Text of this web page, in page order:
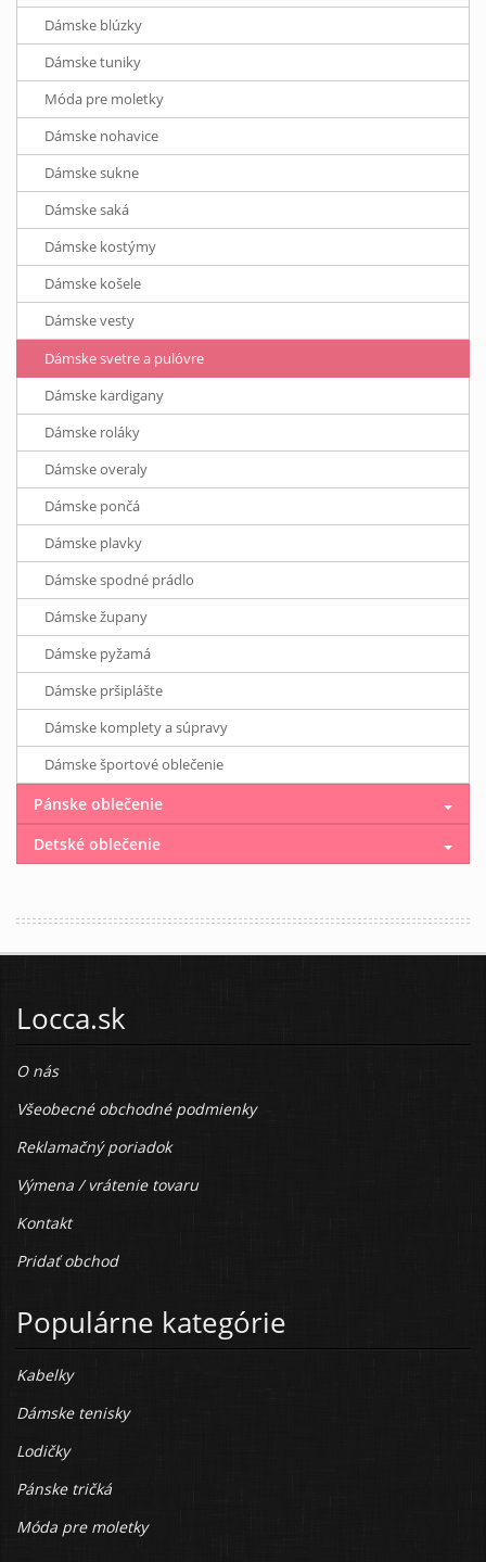
Dámske blúzky
Dámske tuniky
Móda pre moletky
Dámske nohavice
Dámske sukne
Dámske saká
Dámske kostýmy
Dámske košele
Dámske vesty
Dámske svetre a pulóvre
Dámske kardigany
Dámske roláky
Dámske overaly
Dámske pončá
Dámske plavky
Dámske spodné prádlo
Dámske župany
Dámske pyžamá
Dámske pršiplášte
Dámske komplety a súpravy
Dámske športové oblečenie
Pánske oblečenie
Detské oblečenie
Locca.sk
O nás
Všeobecné obchodné podmienky
Reklamačný poriadok
Výmena / vrátenie tovaru
Kontakt
Pridať obchod
Populárne kategórie
Kabelky
Dámske tenisky
Lodičky
Pánske tričká
Móda pre moletky